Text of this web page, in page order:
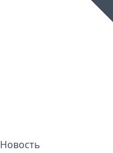
Новость